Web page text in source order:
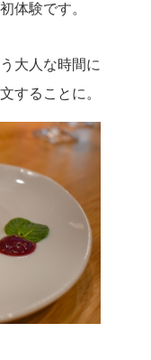
体験です。
大人な時間に
することに。